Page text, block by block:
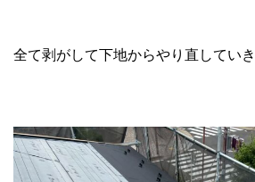
全て剥がして下地からやり直してい